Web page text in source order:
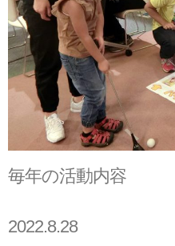
毎年の活動内容
2022.8.28